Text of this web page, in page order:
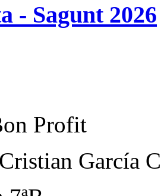
- Sagunt 2026
Profit
García